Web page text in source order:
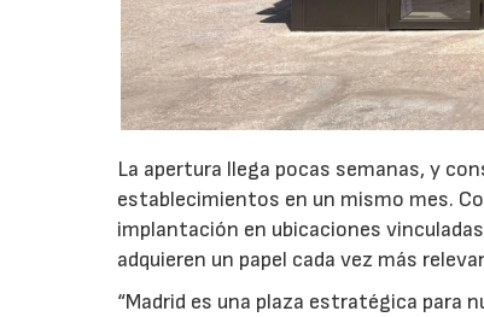
La apertura llega pocas semanas, y
establecimientos en un mismo mes.
implantación en ubicaciones
adquieren un papel cada vez más
“Madrid es una plaza estratégica para